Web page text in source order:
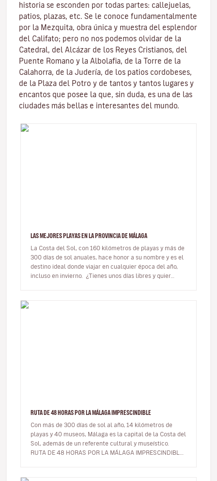
historia se esconden por todas partes: callejuelas,
patios, plazas, etc. Se le conoce fundamentalmente
por la Mezquita, obra única y muestra del esplendor
del Califato; pero no nos podemos olvidar de la
Catedral, del Alcázar de los Reyes Cristianos, del
Puente Romano y la Albolafia, de la Torre de la
Calahorra, de la Juderí­a, de los patios cordobeses,
de la Plaza del Potro y de tantos y tantos lugares y
encantos que posee la que, sin duda, es una de las
ciudades más bellas e interesantes del mundo.
LAS MEJORES PLAYAS EN LA PROVINCIA DE MÁLAGA
La Costa del Sol, con 160 kilómetros de playas y más de
300 días de sol anuales, hace honor a su nombre y es el
destino ideal donde viajar en cualquier época del año,
incluso en invierno. ¿Tienes unos días libres y quier…
RUTA DE 48 HORAS POR LA MÁLAGA IMPRESCINDIBLE
Con más de 300 días de sol al año, 14 kilómetros de
playas y 40 museos, Málaga es la capital de la Costa del
Sol, además de un referente cultural y museístico.
RUTA DE 48 HORAS POR LA MÁLAGA IMPRESCINDIBLE